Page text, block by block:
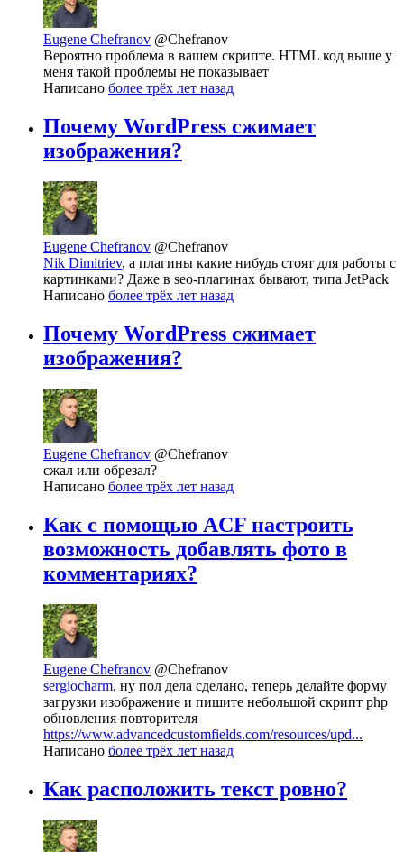
Eugene Chefranov @Chefranov
Вероятно проблема в вашем скрипте. HTML код выше у
меня такой проблемы не показывает
Написано более трёх лет назад
Почему WordPress сжимает
изображения?
Eugene Chefranov @Chefranov
Nik Dimitriev, а плагины какие нибудь стоят для работы с
картинками? Даже в seo-плагинах бывают, типа JetPack
Написано более трёх лет назад
Почему WordPress сжимает
изображения?
Eugene Chefranov @Chefranov
сжал или обрезал?
Написано более трёх лет назад
Как с помощью ACF настроить
возможность добавлять фото в
комментариях?
Eugene Chefranov @Chefranov
sergiocharm, ну пол дела сделано, теперь делайте форму
загрузки изображение и пишите небольшой скрипт php
обновления повторителя
https://www.advancedcustomfields.com/resources/upd...
Написано более трёх лет назад
Как расположить текст ровно?